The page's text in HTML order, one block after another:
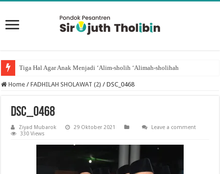
Tiga Hal Agar Anak Menjadi ‘Alim-sholih ‘Alimah-sholihah
Home / FADHILAH SHOLAWAT (2) / DSC_0468
DSC_0468
Ziyad Mubarok 29 Oktober 2021
Leave a comment
330 Views